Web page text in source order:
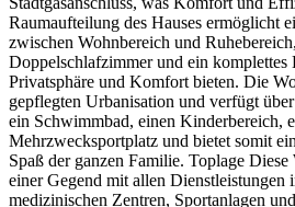
Raumaufteilung des Hauses ermöglicht
zwischen Wohnbereich und
Doppelschlafzimmer und ein
Privatsphäre und Komfort bieten. Die
gepflegten Urbanisation und verfügt
ein Schwimmbad, einen Kinderbereich,
Mehrzwecksportplatz und bietet somit
Spaß der ganzen Familie. Toplage
einer Gegend mit allen Dienstleistungen
medizinischen Zentren, Sportanlagen